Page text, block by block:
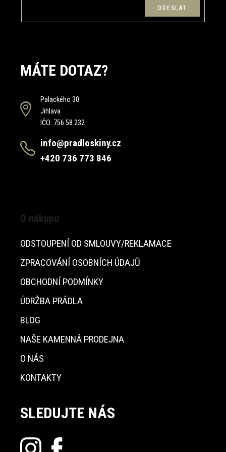
MÁTE DOTAZ?
Palackého 30
Jihlava
IČO: 756 58 232
info@pradloskiny.cz
+420 736 773 846
O nákupu
ODSTOUPENÍ OD SMLOUVY/REKLAMACE
ZPRACOVÁNÍ OSOBNÍCH ÚDAJŮ
OBCHODNÍ PODMÍNKY
ÚDRŽBA PRÁDLA
BLOG
NAŠE KAMENNÁ PRODEJNA
O NÁS
KONTAKTY
SLEDUJTE NÁS